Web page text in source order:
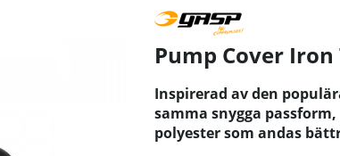
Pump Cover
Inspirerad av den
samma snygga
polyester som andas